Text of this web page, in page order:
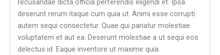
recusandae dicta officia perferendis eligendi et. Ipsa
deserunt rerum itaque cum quia ut. Animi esse corrupti
autem sequi consectetur. Quae qui pariatur molestiae
voluptatem et aut ea. Deserunt molestiae a ut sequi eos
delectus id. Eaque inventore ut maxime quia.